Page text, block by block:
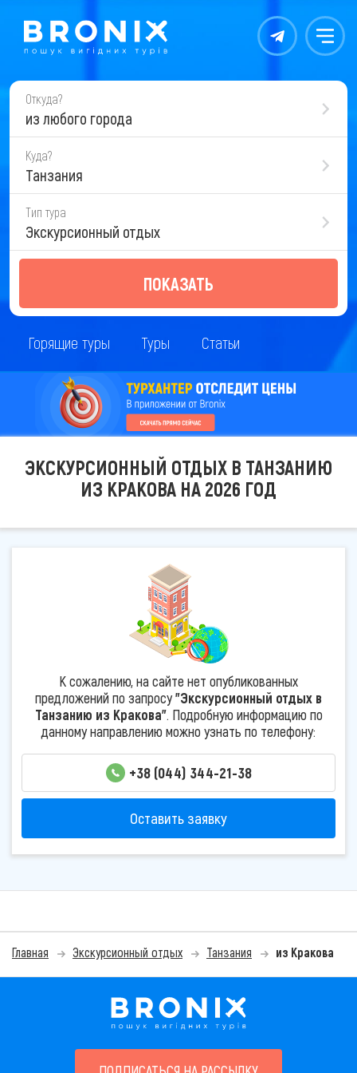
Контакты Меню
Откуда?
из любого города
Куда?
Танзания
Тип тура
Экскурсионный отдых
ПОКАЗАТЬ
Горящие туры Туры Статьи
ЭКСКУРСИОННЫЙ ОТДЫХ В ТАНЗАНИЮ
ИЗ КРАКОВА НА 2026 ГОД
К сожалению, на сайте нет опубликованных
предложений по запросу"Экскурсионный отдых в
Танзанию из Кракова". Подробную информацию по
данному направлению можно узнать по телефону:
+38 (044) 344-21-38
Оставить заявку
Главная Экскурсионный отдых Танзания из Кракова